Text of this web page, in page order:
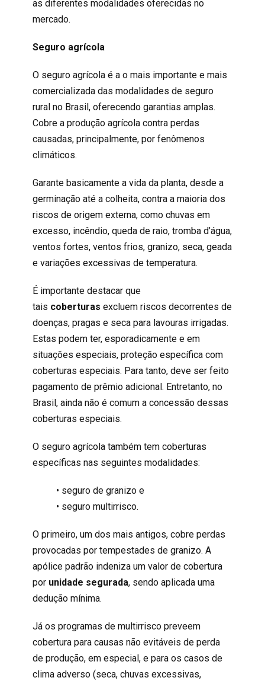
as diferentes modalidades oferecidas no
mercado.
Seguro agrícola
O seguro agrícola é a o mais importante e mais
comercializada das modalidades de seguro
rural no Brasil, oferecendo garantias amplas.
Cobre a produção agrícola contra perdas
causadas, principalmente, por fenômenos
climáticos.
Garante basicamente a vida da planta, desde a
germinação até a colheita, contra a maioria dos
riscos de origem externa, como chuvas em
excesso, incêndio, queda de raio, tromba d’água,
ventos fortes, ventos frios, granizo, seca, geada
e variações excessivas de temperatura.
É importante destacar que
tais coberturas excluem riscos decorrentes de
doenças, pragas e seca para lavouras irrigadas.
Estas podem ter, esporadicamente e em
situações especiais, proteção específica com
coberturas especiais. Para tanto, deve ser feito
pagamento de prêmio adicional. Entretanto, no
Brasil, ainda não é comum a concessão dessas
coberturas especiais.
O seguro agrícola também tem coberturas
específicas nas seguintes modalidades:
• seguro de granizo e
• seguro multirrisco.
O primeiro, um dos mais antigos, cobre perdas
provocadas por tempestades de granizo. A
apólice padrão indeniza um valor de cobertura
por unidade segurada, sendo aplicada uma
dedução mínima.
Já os programas de multirrisco preveem
cobertura para causas não evitáveis de perda
de produção, em especial, e para os casos de
clima adverso (seca, chuvas excessivas,